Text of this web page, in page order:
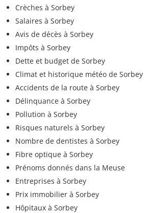
Crèches à Sorbey
Salaires à Sorbey
Avis de décès à Sorbey
Impôts à Sorbey
Dette et budget de Sorbey
Climat et historique météo de Sorbey
Accidents de la route à Sorbey
Délinquance à Sorbey
Pollution à Sorbey
Risques naturels à Sorbey
Nombre de dentistes à Sorbey
Fibre optique à Sorbey
Prénoms donnés dans la Meuse
Entreprises à Sorbey
Prix immobilier à Sorbey
Hôpitaux à Sorbey